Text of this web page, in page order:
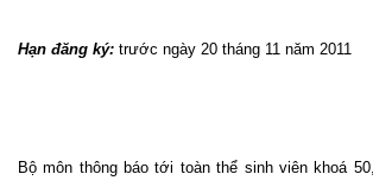
Hạn đăng ký: trước ngày 20 tháng 11 năm 2011
Bộ môn thông báo tới toàn thể sinh viên khoá